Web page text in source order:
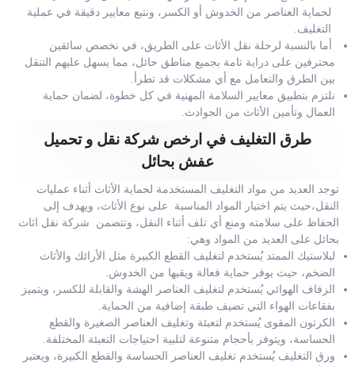
لحماية العناصر من الخدوش أو الكسر، ونتبع معايير دقيقة في عملية
التغليف.
أما بالنسبة لرحلة نقل الأثاث على الطريق، في نخصص سائقين
محترفين على دراية تامة بجميع مناطق حائل، مما يسهل عليهم التنقل
بين الطرق والتعامل مع أي مشكلات قد تطرأ.
نلتزم بتطبيق معايير السلامة المهنية في كل خطوة، لضمان حماية
العمال وتأمين الأثاث من الحوادث.
طرق التغليف في ارخص شركة نقل و تحميل
عفش بحائل
توجد العديد من مواد التغليف المستخدمة لحماية الأثاث أثناء عمليات
النقل،حيث يتم اختيار المواد المناسبة على نوع الأثاث، ويهدف إلى
الحفاظ على سلامته ومنع أي تلف أثناء النقل، وتتضمن شركة نقل اثاث
بحائل على العديد من المواد وهي:
لبلاستيك الممتد يُستخدم لتغليف القطع الكبيرة مثل الأرائك والأثاث
الضخم، حيث يوفر حماية فعالة ويقيها من الخدوش.
الزفاف الهوائي يُستخدم لتغليف العناصر الهشة والقابلة للكسر، ويتميز
بفقاعات الهواء التي تضيف طبقة إضافية من الحماية.
الكرتون المقوى يُستخدم لتعبئة وتغليف العناصر الصغيرة والقطع
الحساسة، ويتوفر بأحجام متنوعة لتلبية احتياجات التعبئة المختلفة.
ورق التغليف يُستخدم تغليف العناصر الحساسة والقطع الكبيرة، ويعتبر